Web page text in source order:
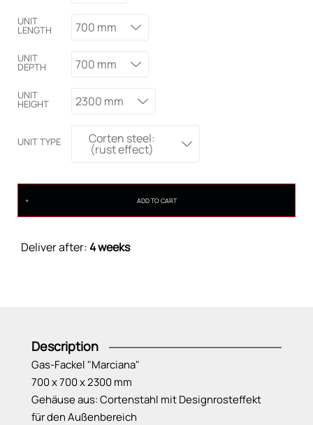
UNIT
LENGTH 700 mm
UNIT
DEPTH 700 mm
UNIT
HEIGHT 2300 mm
UNIT TYPE Corten steel:
(rust effect)
ADD TO CART
Deliver after:4 weeks
Description
Gas-Fackel "Marciana"
700 x 700 x 2300 mm
Gehäuse aus: Cortenstahl mit Designrosteffekt
für den Außenbereich